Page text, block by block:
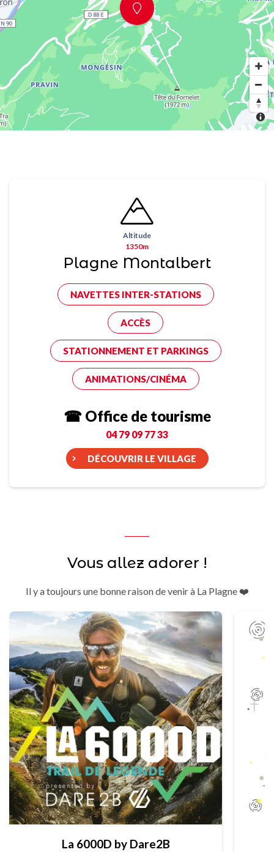
Altitude
1350m
Plagne Montalbert
NAVETTES INTER-STATIONS
ACCÈS
STATIONNEMENT ET PARKINGS
ANIMATIONS/CINÉMA
☎ Office de tourisme
04 79 09 77 33
DÉCOUVRIR LE VILLAGE
Vous allez adorer !
Il y a toujours une bonne raison de venir à La Plagne ❤️
La 6000D by Dare2B